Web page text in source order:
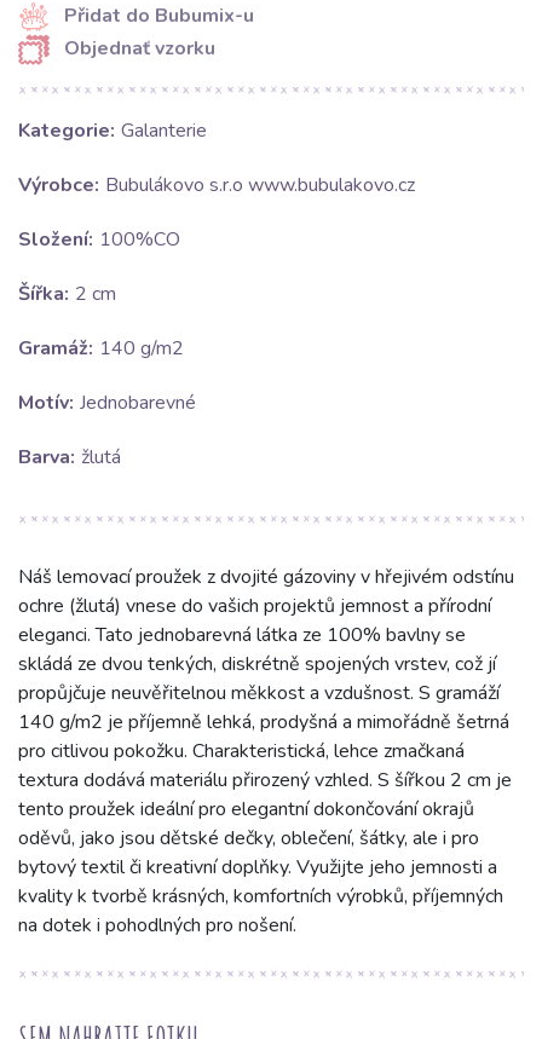
Přidat do Bubumix-u
Objednať vzorku
Kategorie: Galanterie
Výrobce: Bubulákovo s.r.o www.bubulakovo.cz
Složení: 100%CO
Šířka: 2 cm
Gramáž: 140 g/m2
Motív: Jednobarevné
Barva: žlutá
Náš lemovací proužek z dvojité gázoviny v hřejivém odstínu
ochre (žlutá) vnese do vašich projektů jemnost a přírodní
eleganci. Tato jednobarevná látka ze 100% bavlny se
skládá ze dvou tenkých, diskrétně spojených vrstev, což jí
propůjčuje neuvěřitelnou měkkost a vzdušnost. S gramáží
140 g/m2 je příjemně lehká, prodyšná a mimořádně šetrná
pro citlivou pokožku. Charakteristická, lehce zmačkaná
textura dodává materiálu přirozený vzhled. S šířkou 2 cm je
tento proužek ideální pro elegantní dokončování okrajů
oděvů, jako jsou dětské dečky, oblečení, šátky, ale i pro
bytový textil či kreativní doplňky. Využijte jeho jemnosti a
kvality k tvorbě krásných, komfortních výrobků, příjemných
na dotek i pohodlných pro nošení.